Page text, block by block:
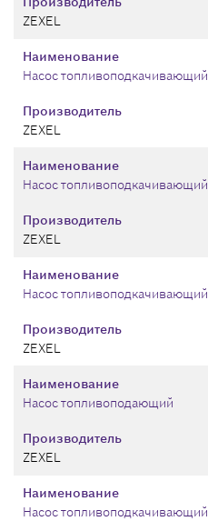
ZEXEL
Производитель
ZEXEL
Наименование
Насос топливоподкачивающий
Производитель
ZEXEL
Наименование
Насос топливоподкачивающий
Производитель
ZEXEL
Наименование
Насос топливоподкачивающий
Производитель
ZEXEL
Наименование
Насос топливоподающий
Наименование
Насос топливоподкачивающий